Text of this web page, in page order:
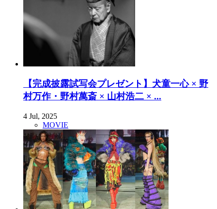
【完成披露試写会プレゼント】犬童一心 × 野
村万作・野村萬斎 × 山村浩二 × ...
4 Jul, 2025
MOVIE